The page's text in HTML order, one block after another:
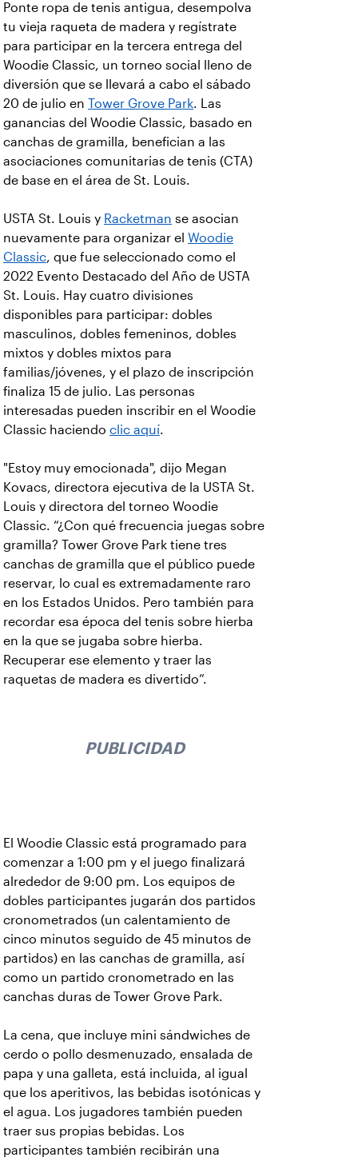
Ponte ropa de tenis antigua, desempolva
tu vieja raqueta de madera y regístrate
para participar en la tercera entrega del
Woodie Classic, un torneo social lleno de
diversión que se llevará a cabo el sábado
20 de julio en Tower Grove Park. Las
ganancias del Woodie Classic, basado en
canchas de gramilla, benefician a las
asociaciones comunitarias de tenis (CTA)
de base en el área de St. Louis.
USTA St. Louis y Racketman se asocian
nuevamente para organizar el Woodie
Classic, que fue seleccionado como el
2022 Evento Destacado del Año de USTA
St. Louis. Hay cuatro divisiones
disponibles para participar: dobles
masculinos, dobles femeninos, dobles
mixtos y dobles mixtos para
familias/jóvenes, y el plazo de inscripción
finaliza 15 de julio. Las personas
interesadas pueden inscribir en el Woodie
Classic haciendo clic aquí.
"Estoy muy emocionada", dijo Megan
Kovacs, directora ejecutiva de la USTA St.
Louis y directora del torneo Woodie
Classic. “¿Con qué frecuencia juegas sobre
gramilla? Tower Grove Park tiene tres
canchas de gramilla que el público puede
reservar, lo cual es extremadamente raro
en los Estados Unidos. Pero también para
recordar esa época del tenis sobre hierba
en la que se jugaba sobre hierba.
Recuperar ese elemento y traer las
raquetas de madera es divertido”.
PUBLICIDAD
El Woodie Classic está programado para
comenzar a 1:00 pm y el juego finalizará
alrededor de 9:00 pm. Los equipos de
dobles participantes jugarán dos partidos
cronometrados (un calentamiento de
cinco minutos seguido de 45 minutos de
partidos) en las canchas de gramilla, así
como un partido cronometrado en las
canchas duras de Tower Grove Park.
La cena, que incluye mini sándwiches de
cerdo o pollo desmenuzado, ensalada de
papa y una galleta, está incluida, al igual
que los aperitivos, las bebidas isotónicas y
el agua. Los jugadores también pueden
traer sus propias bebidas. Los
participantes también recibirán una